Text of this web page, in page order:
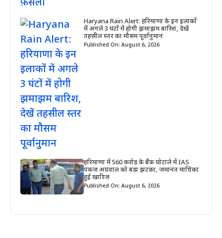
Haryana Rain Alert: हरियाणा के इन इलाकों
में अगले 3 घंटों में होगी झमाझम बारिश, देखें
तहसील स्तर का मौसम पूर्वानुमान
Published On: August 6, 2026
हरियाणा में 560 करोड़ के बैंक घोटाले में IAS
पंकज अग्रवाल को बड़ा झटका, जमानत याचिका
हुई खारिज
Published On: August 6, 2026